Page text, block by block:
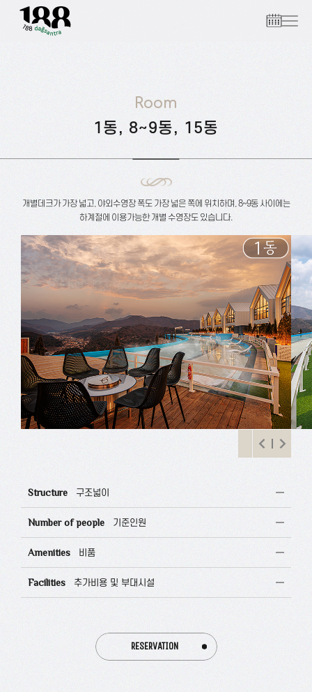
1
2
Room
1동, 8~9동, 15동
개별데크가 가장 넓고, 야외수영장 폭도 가장 넓은 쪽에 위치하며, 8~9동 사이에는
하계절에 이용가능한 개별 수영장도 있습니다.
Structure 구조넓이
Number of people 기준인원
Amenities 비품
Facilities 추가비용 및 부대시설
RESERVATION